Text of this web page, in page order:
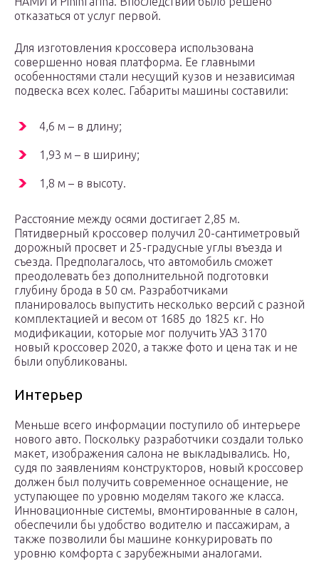
отказаться от услуг первой.
Для изготовления кроссовера использована
совершенно новая платформа. Ее главными
особенностями стали несущий кузов и независимая
подвеска всех колес. Габариты машины составили:
4,6 м – в длину;
1,93 м – в ширину;
1,8 м – в высоту.
Расстояние между осями достигает 2,85 м.
Пятидверный кроссовер получил 20-сантиметровый
дорожный просвет и 25-градусные углы въезда и
съезда. Предполагалось, что автомобиль сможет
преодолевать без дополнительной подготовки
глубину брода в 50 см. Разработчиками
планировалось выпустить несколько версий с разной
комплектацией и весом от 1685 до 1825 кг. Но
модификации, которые мог получить УАЗ 3170
новый кроссовер 2020, а также фото и цена так и не
были опубликованы.
Интерьер
Меньше всего информации поступило об интерьере
нового авто. Поскольку разработчики создали только
макет, изображения салона не выкладывались. Но,
судя по заявлениям конструкторов, новый кроссовер
должен был получить современное оснащение, не
уступающее по уровню моделям такого же класса.
Инновационные системы, вмонтированные в салон,
обеспечили бы удобство водителю и пассажирам, а
также позволили бы машине конкурировать по
уровню комфорта с зарубежными аналогами.